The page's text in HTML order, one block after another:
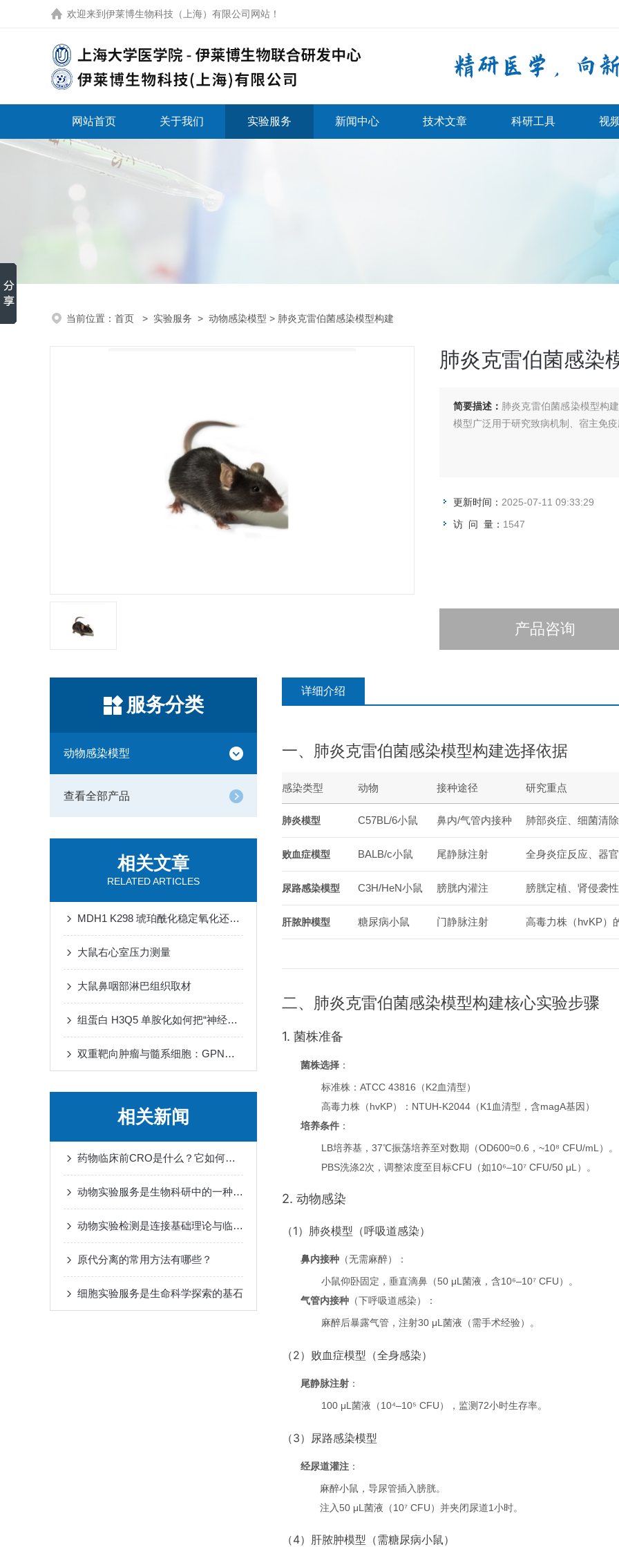
欢迎来到 伊莱博生物科技（上海）有限公司网站 ！
网站首页 关于我们 实验服务 新闻中心 技术文章 科研工具 视
当前位置： 首页 > 实验服务 > 动物感染模型 > 肺炎克雷伯菌感染模型构建
肺炎克雷伯菌感染
简要描述： 肺炎克雷伯菌感染模型构
模型广泛用于研究致病机制、宿主免
更新时间： 2025-07-11 09:33:29
访 问 量： 1547
产品咨询
服务分类
动物感染模型
查看全部产品
相关文章
RELATED ARTICLES
MDH1 K298 琥珀酰化稳定氧化还原稳态对抗缺血再灌注损伤心肌铁死亡
大鼠右心室压力测量
大鼠鼻咽部淋巴组织取材
组蛋白 H3Q5 单胺化如何把“神经递质波动”转译为“染色质节律”
双重靶向肿瘤与髓系细胞：GPNMB CAR-T 细胞重塑免疫微环境
相关新闻
药物临床前CRO是什么？它如何帮助新药从实验室走向人体试验？
动物实验服务是生物科研中的一种重要工作方式
动物实验检测是连接基础理论与临床应用的重要桥梁
原代分离的常用方法有哪些？
细胞实验服务是生命科学探索的基石
详细介绍
一、肺炎克雷伯菌感染模型构建选择依据
感染类型 动物 接种途径 研究重点
肺炎模型 C57BL/6小鼠 鼻内/气管内接种 肺部炎症、细菌清
败血症模型 BALB/c小鼠 尾静脉注射 全身炎症反应、器
尿路感染模型 C3H/HeN小鼠 膀胱内灌注 膀胱定植、肾侵袭性
肝脓肿模型 糖尿病小鼠 门静脉注射 高毒力株（hvKP）
二、肺炎克雷伯菌感染模型构建核心实验步骤
1. 菌株准备
菌株选择 ：
标准株：ATCC 43816（K2血清型）
高毒力株（hvKP）：NTUH-K2044（K1血清型，含magA基因）
培养条件 ：
LB培养基，37℃振荡培养至对数期（OD600≈0.6，~10⁸ CFU/mL）。
PBS洗涤2次，调整浓度至目标CFU（如10⁶–10⁷ CFU/50 μL）。
2. 动物感染
（1）肺炎模型（呼吸道感染）
鼻内接种 （无需麻醉）：
小鼠仰卧固定，垂直滴鼻（50 μL菌液，含10⁶–10⁷ CFU）。
气管内接种 （下呼吸道感染）：
麻醉后暴露气管，注射30 μL菌液（需手术经验）。
（2）败血症模型（全身感染）
尾静脉注射 ：
100 μL菌液（10⁴–10⁵ CFU），监测72小时生存率。
（3）尿路感染模型
经尿道灌注 ：
麻醉小鼠，导尿管插入膀胱。
注入50 μL菌液（10⁷ CFU）并夹闭尿道1小时。
（4）肝脓肿模型（需糖尿病小鼠）